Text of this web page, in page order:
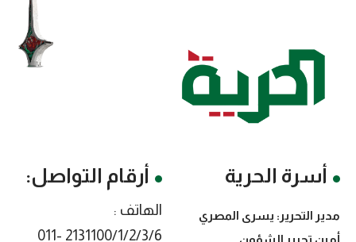
أسرة الحرية
مدير التحرير: يسرى المصري
أمين تحرير الشؤون
أرقام التواصل:
الهاتف :
2131100/1/2/3/6 -011